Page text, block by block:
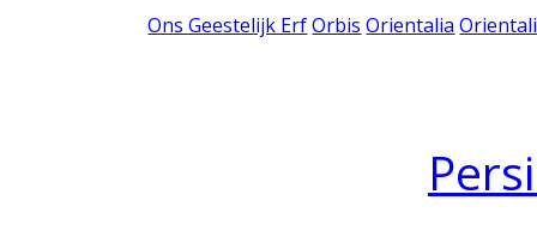
Ons Geestelijk Erf Orbis Orientalia